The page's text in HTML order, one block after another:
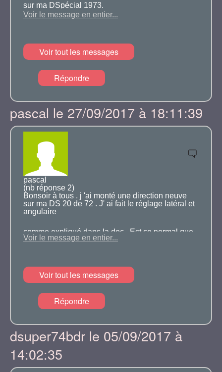
sur ma DSpécial 1973.
Ducellier.
Sont elles compatibles avec les pièces Delco?
Laurent
Voir le message en entier...
Voir tout les messages
Répondre
pascal le 27/09/2017 à 18:11:39
pascal
(nb réponse 2)
Bonsoir à tous . j 'ai monté une direction neuve
sur ma DS 20 de 72 . J' ai fait le réglage latéral et
angulaire
comme expliqué dans la doc . Est ce normal que
le caouchouc de protection touche presque les
milimètres .
Pourtant j'ai fait levier sous la DA et serrer en
même temps les vis des paliers .
Merci pour vos réponses
Voir le message en entier...
Voir tout les messages
Répondre
dsuper74bdr le 05/09/2017 à
14:02:35